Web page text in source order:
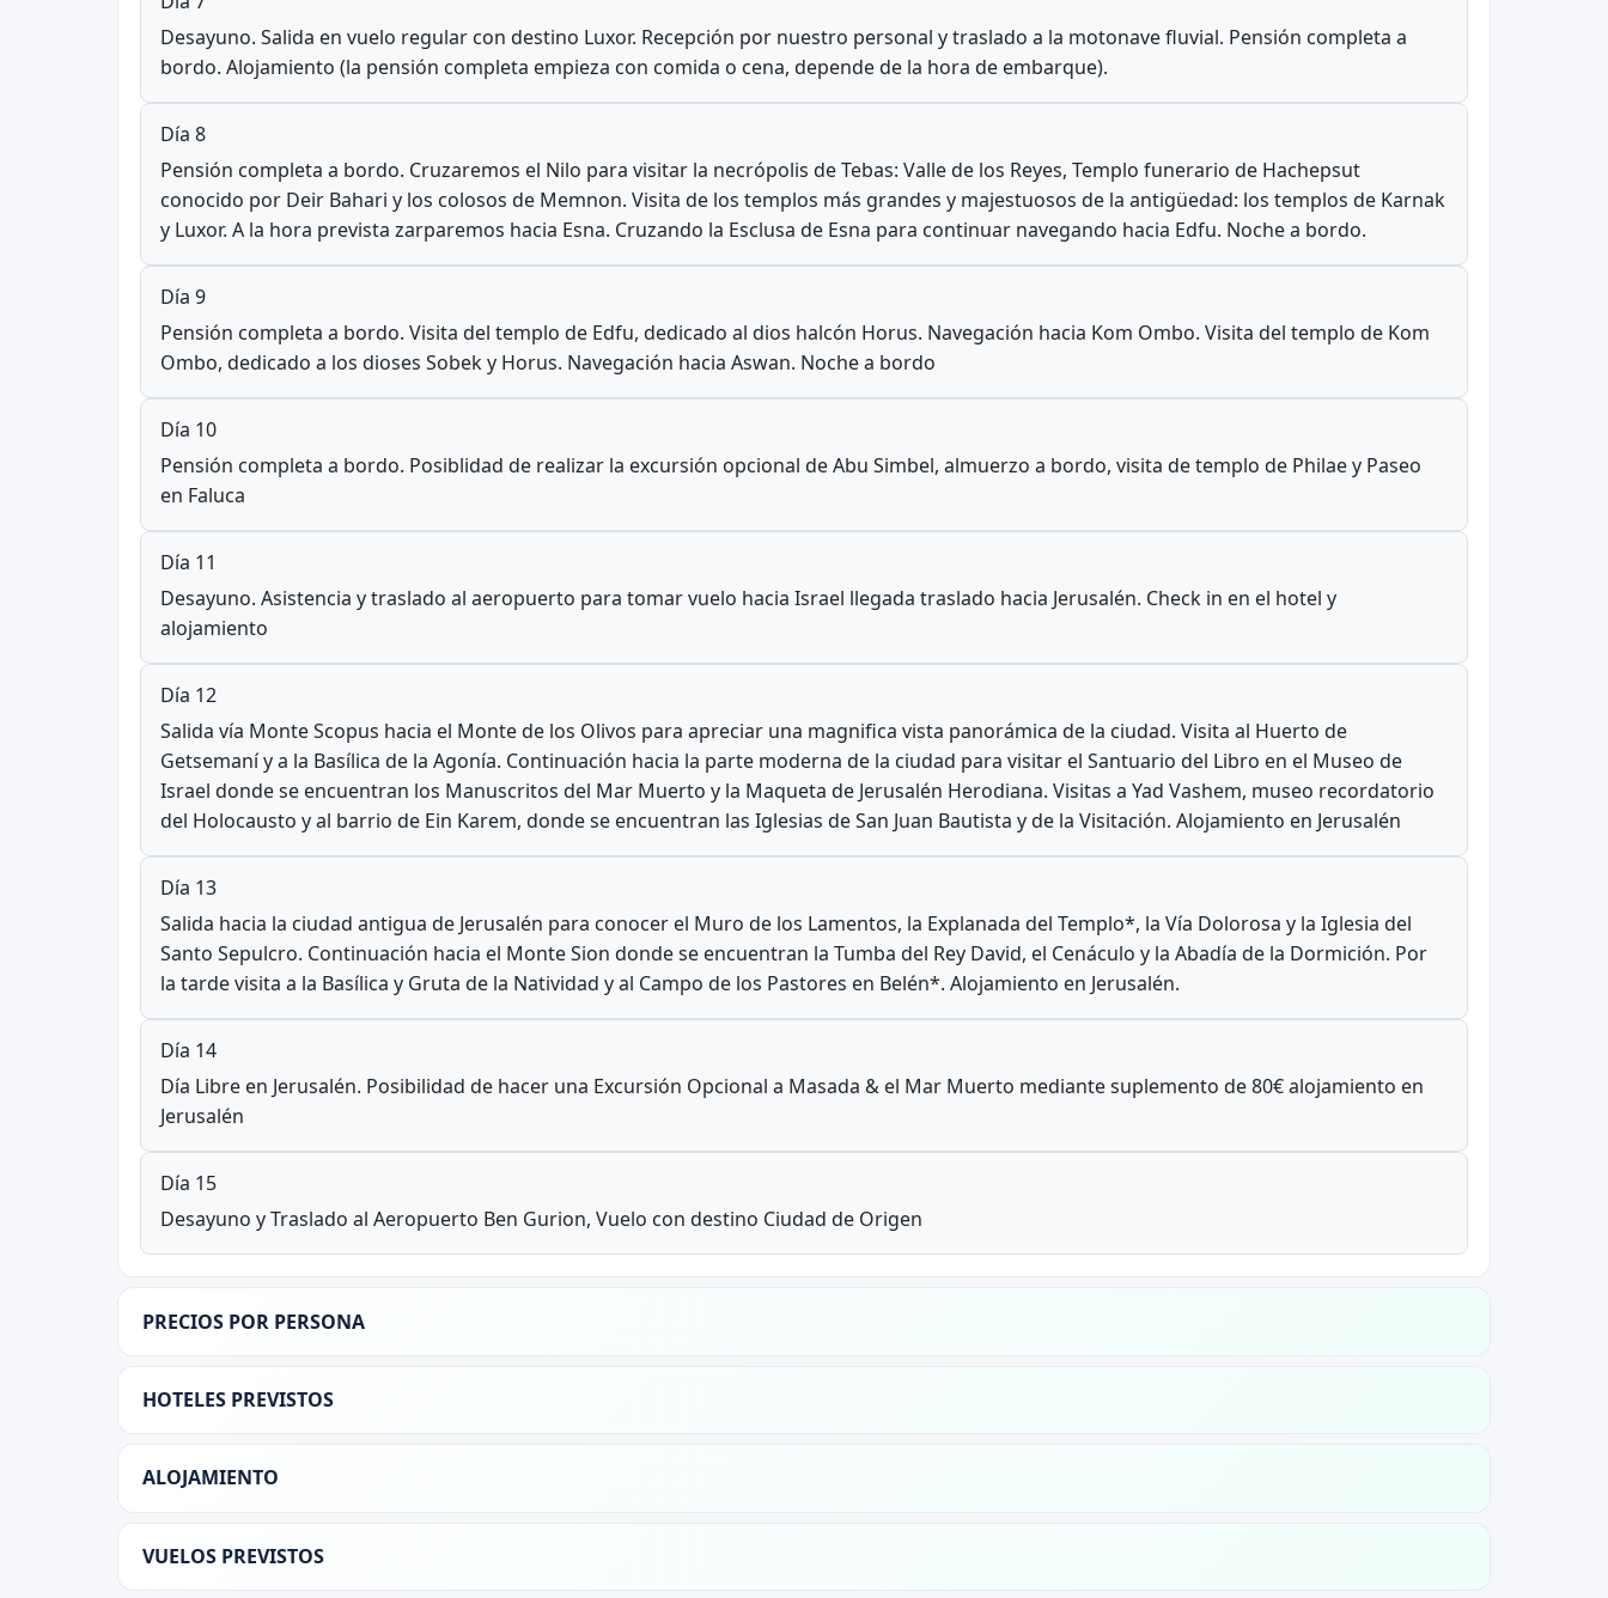
Desayuno. Salida en vuelo regular con destino Luxor. Recepción por nuestro personal y traslado a la motonave fluvial. Pensión completa a
bordo. Alojamiento (la pensión completa empieza con comida o cena, depende de la hora de embarque).
Día 8
Pensión completa a bordo. Cruzaremos el Nilo para visitar la necrópolis de Tebas: Valle de los Reyes, Templo funerario de Hachepsut
conocido por Deir Bahari y los colosos de Memnon. Visita de los templos más grandes y majestuosos de la antigüedad: los templos de Karnak
y Luxor. A la hora prevista zarparemos hacia Esna. Cruzando la Esclusa de Esna para continuar navegando hacia Edfu. Noche a bordo.
Día 9
Pensión completa a bordo. Visita del templo de Edfu, dedicado al dios halcón Horus. Navegación hacia Kom Ombo. Visita del templo de Kom
Ombo, dedicado a los dioses Sobek y Horus. Navegación hacia Aswan. Noche a bordo
Día 10
Pensión completa a bordo. Posiblidad de realizar la excursión opcional de Abu Simbel, almuerzo a bordo, visita de templo de Philae y Paseo
en Faluca
Día 11
Desayuno. Asistencia y traslado al aeropuerto para tomar vuelo hacia Israel llegada traslado hacia Jerusalén. Check in en el hotel y
alojamiento
Día 12
Salida vía Monte Scopus hacia el Monte de los Olivos para apreciar una magnifica vista panorámica de la ciudad. Visita al Huerto de
Getsemaní y a la Basílica de la Agonía. Continuación hacia la parte moderna de la ciudad para visitar el Santuario del Libro en el Museo de
Israel donde se encuentran los Manuscritos del Mar Muerto y la Maqueta de Jerusalén Herodiana. Visitas a Yad Vashem, museo recordatorio
del Holocausto y al barrio de Ein Karem, donde se encuentran las Iglesias de San Juan Bautista y de la Visitación. Alojamiento en Jerusalén
Día 13
Salida hacia la ciudad antigua de Jerusalén para conocer el Muro de los Lamentos, la Explanada del Templo*, la Vía Dolorosa y la Iglesia del
Santo Sepulcro. Continuación hacia el Monte Sion donde se encuentran la Tumba del Rey David, el Cenáculo y la Abadía de la Dormición. Por
la tarde visita a la Basílica y Gruta de la Natividad y al Campo de los Pastores en Belén*. Alojamiento en Jerusalén.
Día 14
Día Libre en Jerusalén. Posibilidad de hacer una Excursión Opcional a Masada & el Mar Muerto mediante suplemento de 80€ alojamiento en
Jerusalén
Día 15
Desayuno y Traslado al Aeropuerto Ben Gurion, Vuelo con destino Ciudad de Origen
PRECIOS POR PERSONA
HOTELES PREVISTOS
ALOJAMIENTO
VUELOS PREVISTOS